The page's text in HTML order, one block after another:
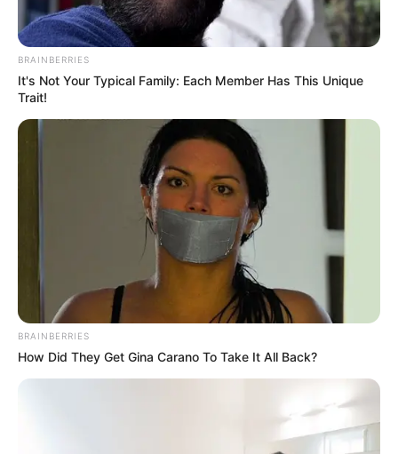
BRAINBERRIES
It's Not Your Typical Family: Each Member Has This Unique
Trait!
BRAINBERRIES
How Did They Get Gina Carano To Take It All Back?